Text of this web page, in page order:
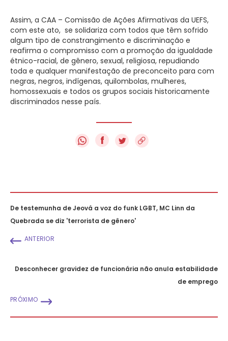
Assim, a CAA – Comissão de Ações Afirmativas da UEFS,
com este ato, se solidariza com todos que têm sofrido
algum tipo de constrangimento e discriminação e
reafirma o compromisso com a promoção da igualdade
étnico-racial, de gênero, sexual, religiosa, repudiando
toda e qualquer manifestação de preconceito para com
negras, negros, indígenas, quilombolas, mulheres,
homossexuais e todos os grupos sociais historicamente
discriminados nesse país.
f
De testemunha de Jeová a voz do funk LGBT, MC Linn da
Quebrada se diz 'terrorista de gênero'
ANTERIOR
Desconhecer gravidez de funcionária não anula estabilidade
de emprego
PRÓXIMO